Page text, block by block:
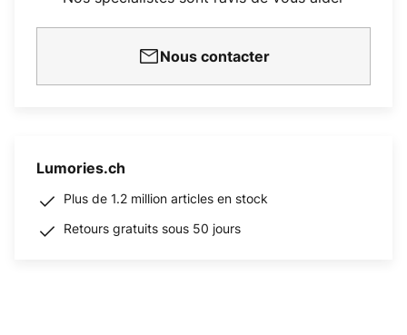
Nous contacter
Lumories.ch
Plus de 1.2 million articles en stock
Retours gratuits sous 50 jours